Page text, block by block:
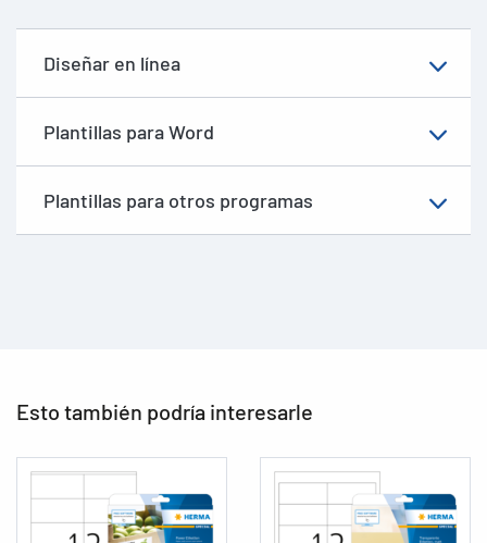
Diseñar en línea
Plantillas para Word
Plantillas para otros programas
Esto también podría interesarle